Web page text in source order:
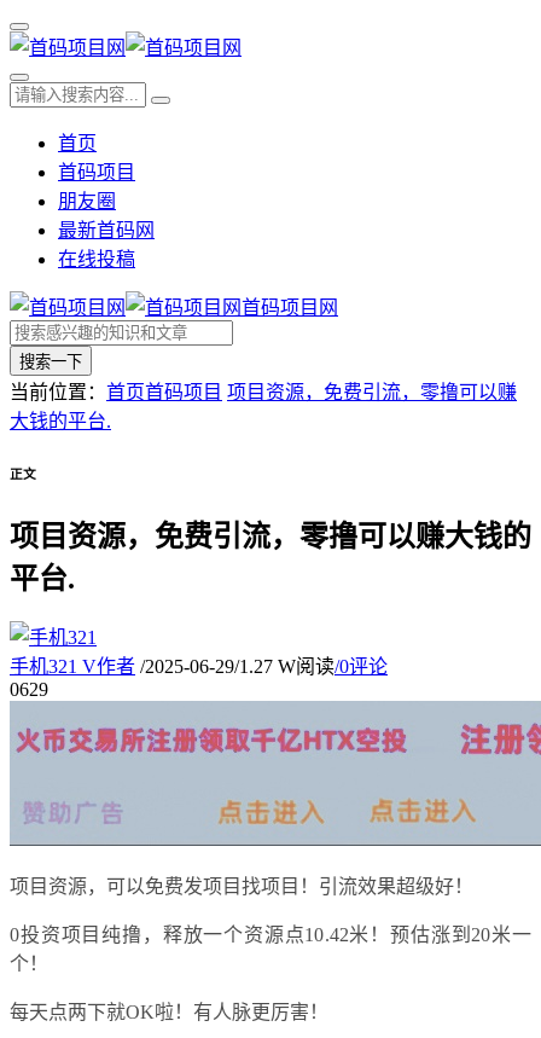
首页
首码项目
朋友圈
最新首码网
在线投稿
首码项目网
搜索一下
当前位置： 首页首码项目 项目资源，免费引流，零撸可以赚
大钱的平台.
正文
项目资源，免费引流，零撸可以赚大钱的
平台.
手机321 V作者 /2025-06-29/1.27 W阅读/0评论
0629
项目资源，可以免费发项目找项目！引流效果超级好！
0投资项目纯撸，释放一个资源点10.42米！预估涨到20米一
个！
每天点两下就OK啦！有人脉更厉害！